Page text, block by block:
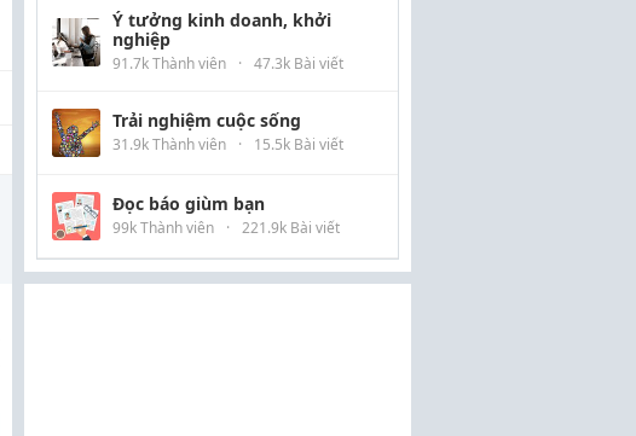
Ý tưởng kinh doanh, khởi
nghiệp
91.7k Thành viên · 47.3k Bài viết
Trải nghiệm cuộc sống
31.9k Thành viên · 15.5k Bài viết
Đọc báo giùm bạn
99k Thành viên · 221.9k Bài viết